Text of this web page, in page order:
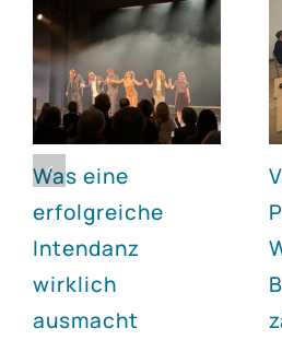
Was eine
erfolgreiche
Intendanz
wirklich
ausmacht